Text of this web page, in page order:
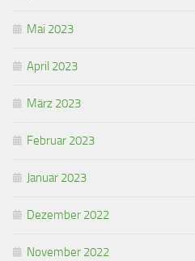
Mai 2023
April 2023
März 2023
Februar 2023
Januar 2023
Dezember 2022
November 2022